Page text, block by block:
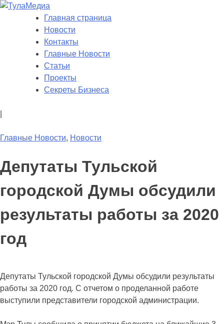
Skip
Новости Тулы
Главная страница
Новости
Контакты
Главные Новости
Статьи
Проекты
Секреты Бизнеса
Главные Новости, Новости
Депутаты Тульской
городской Думы обсудили
результаты работы за 2020
год
Депутаты Тульской городской Думы обсудили результаты
работы за 2020 год. С отчетом о проделанной работе
выступили представители городской администрации.